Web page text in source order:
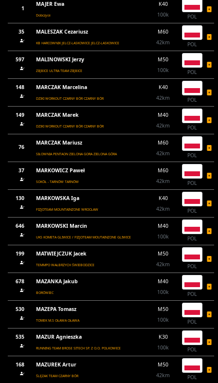
1
MAJER Ewa
Dobczyce
K40
100k
POL
35 MALESZAK Cezariusz
KB HARCOWNIK JELCZ-LASKOWICE JELCZ-LASKOWICE
M60
42km
POL
597 MALINOWSKI Jerzy
ZIĘBICE ULTRA TEAM ZIĘBICE
M50
100k
POL
148 MARCZAK Marcelina
DZIKI WORKOUT CZARNY BÓR CZARNY BÓR
K40
42km
POL
149 MARCZAK Marek
DZIKI WORKOUT CZARNY BÓR CZARNY BÓR
M40
42km
POL
76
MARCZAK Mariusz
SIŁOWNIA PENTAON ZIELONA GORA ZIELONA GÓRA
M60
42km
POL
37 MARKOWICZ Paweł
SOKÓŁ - TARNÓW TARNÓW
M60
42km
POL
130 MARKOWSKA Iga
FIZJOTEAM MOUNTAINZONE WROCŁAW
K40
42km
POL
646 MARKOWSKI Marcin
UKS KOMETA GLIWICE / FIZJOTEAM MOUTAINZONE GLIWICE
M40
100k
POL
199 MATWIEJCZUK Jacek
TEMMPO WAŁBRZYCH ŚWIEBODZICE
M50
42km
POL
678 MAZANKA Jakub
BORÓWIEC
M40
100k
POL
530 MAZEPA Tomasz
TOMEK M.S OŁAWA OŁAWA
M50
100k
POL
535 MAZUR Agnieszka
RUNNING TEAM BROSE SITECH SP. Z O.O. POLKOWICE
K30
100k
POL
168 MAZUREK Artur
ŚLĘZAK TEAM CZARNY BÓR
M50
42km
POL